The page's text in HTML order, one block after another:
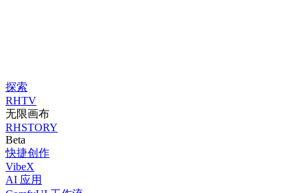
探索
RHTV
无限画布
RHSTORY
Beta
快捷创作
VibeX
AI 应用